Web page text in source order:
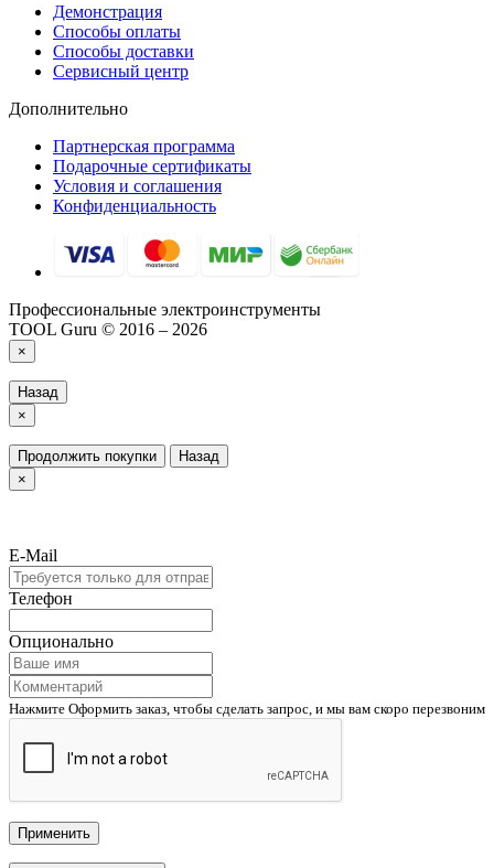
Демонстрация
Способы оплаты
Способы доставки
Сервисный центр
Дополнительно
Партнерская программа
Подарочные сертификаты
Условия и соглашения
Конфиденциальность
Профессиональные электроинструменты
TOOL Guru © 2016 – 2026
×
Назад
×
Продолжить покупки
Назад
×
E-Mail
Телефон
Опционально
Нажмите Оформить заказ, чтобы сделать запрос, и мы вам скоро перезвоним
Применить